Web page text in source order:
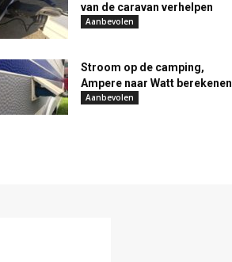
van de caravan verhelpen
Aanbevolen
Stroom op de camping,
Ampere naar Watt berekenen
Aanbevolen